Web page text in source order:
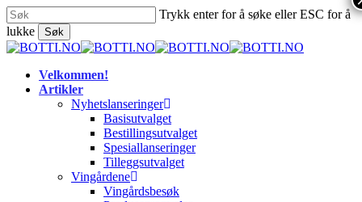
Skip
to
main
content
Trykk enter for å søke eller ESC for å
lukke
Søk
Close
search
Menu
Velkommen!
Artikler
Nyhetslanseringer
Basisutvalget
Bestillingsutvalget
Spesiallanseringer
Tilleggsutvalget
Vingårdene
Vingårdsbesøk